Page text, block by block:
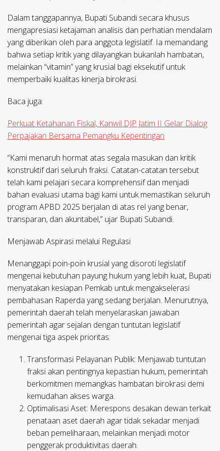
​Dalam tanggapannya, Bupati Subandi secara khusus
mengapresiasi ketajaman analisis dan perhatian mendalam
yang diberikan oleh para anggota legislatif. Ia memandang
bahwa setiap kritik yang dilayangkan bukanlah hambatan,
melainkan “vitamin” yang krusial bagi eksekutif untuk
memperbaiki kualitas kinerja birokrasi.
Baca juga:
Perkuat Ketahanan Fiskal, Kanwil DJP Jatim II Gelar Dialog
Perpajakan Bersama Pemangku Kepentingan
​“Kami menaruh hormat atas segala masukan dan kritik
konstruktif dari seluruh fraksi. Catatan-catatan tersebut
telah kami pelajari secara komprehensif dan menjadi
bahan evaluasi utama bagi kami untuk memastikan seluruh
program APBD 2025 berjalan di atas rel yang benar,
transparan, dan akuntabel,” ujar Bupati Subandi.
Menjawab Aspirasi melalui Regulasi
Menanggapi poin-poin krusial yang disoroti legislatif
mengenai kebutuhan payung hukum yang lebih kuat, Bupati
menyatakan kesiapan Pemkab untuk mengakselerasi
pembahasan Raperda yang sedang berjalan. Menurutnya,
pemerintah daerah telah menyelaraskan jawaban
pemerintah agar sejalan dengan tuntutan legislatif
mengenai tiga aspek prioritas:
Transformasi Pelayanan Publik: Menjawab tuntutan
fraksi akan pentingnya kepastian hukum, pemerintah
berkomitmen memangkas hambatan birokrasi demi
kemudahan akses warga.
Optimalisasi Aset: Merespons desakan dewan terkait
penataan aset daerah agar tidak sekadar menjadi
beban pemeliharaan, melainkan menjadi motor
penggerak produktivitas daerah.